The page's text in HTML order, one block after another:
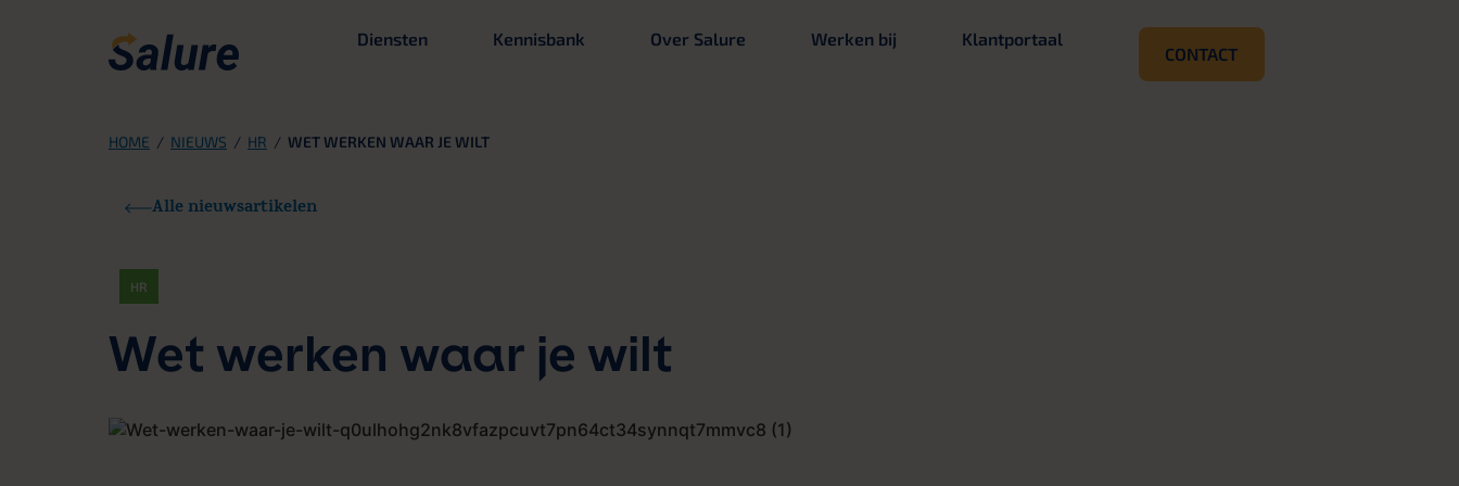
Diensten Kennisbank Over Salure Werken bij Klantportaal
CONTACT
HOME / NIEUWS / HR / WET WERKEN WAAR JE WILT
Alle nieuwsartikelen
HR
Wet werken waar je wilt